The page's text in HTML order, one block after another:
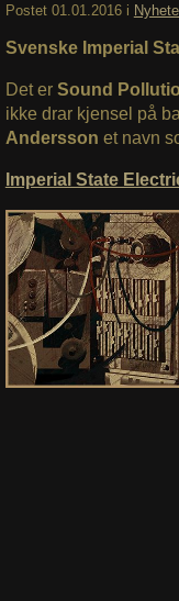
Postet 01.01.2016 i
Svenske Imperial
Det er Sound
ikke drar kjensel på
Andersson et navn
Imperial State